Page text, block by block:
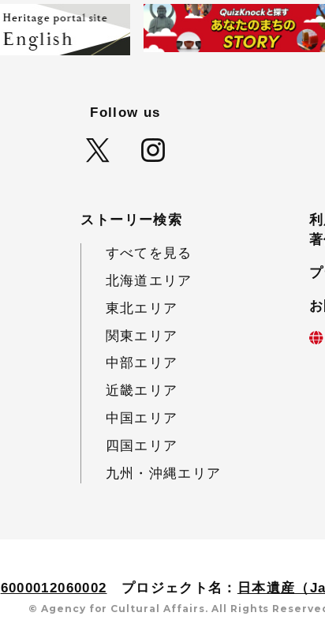
Follow us
ストーリー検索
すべてを見る
北海道エリア
東北エリア
関東エリア
中部エリア
近畿エリア
中国エリア
四国エリア
九州・沖縄エリア
6000012060002 プロジェクト名： 日本遺産（
© Agency for Cultural Affairs. All Rights